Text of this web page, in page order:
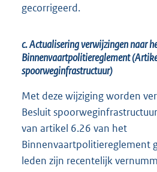
gecorrigeerd.
c. Actualisering verwijzingen naar
Binnenvaartpolitiereglement
spoorweginfrastructuur)
Met deze wijziging worden
Besluit
van artikel 6.26 van het
Binnenvaartpolitiereglement
leden zijn recentelijk